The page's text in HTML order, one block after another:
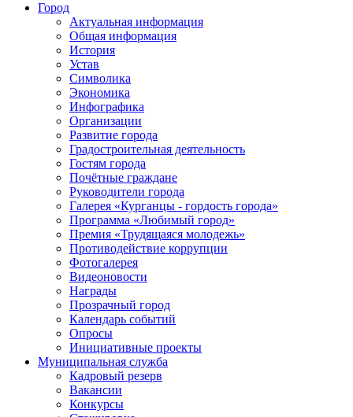
Город
Актуальная информация
Общая информация
История
Устав
Символика
Экономика
Инфографика
Организации
Развитие города
Градостроительная деятельность
Гостям города
Почётные граждане
Руководители города
Галерея «Курганцы - гордость города»
Программа «Любимый город»
Премия «Трудящаяся молодежь»
Противодействие коррупции
Фотогалерея
Видеоновости
Награды
Прозрачный город
Календарь событий
Опросы
Инициативные проекты
Муниципальная служба
Кадровый резерв
Вакансии
Конкурсы